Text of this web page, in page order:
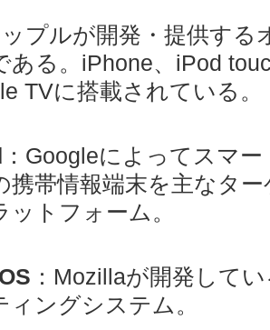
ップルが開発・提供す
ある。iPhone、iPod
TVに搭載されている。
：Googleによってスマ
携帯情報端末を主なタ
ットフォーム。
：Mozillaが開発して
ィングシステム。